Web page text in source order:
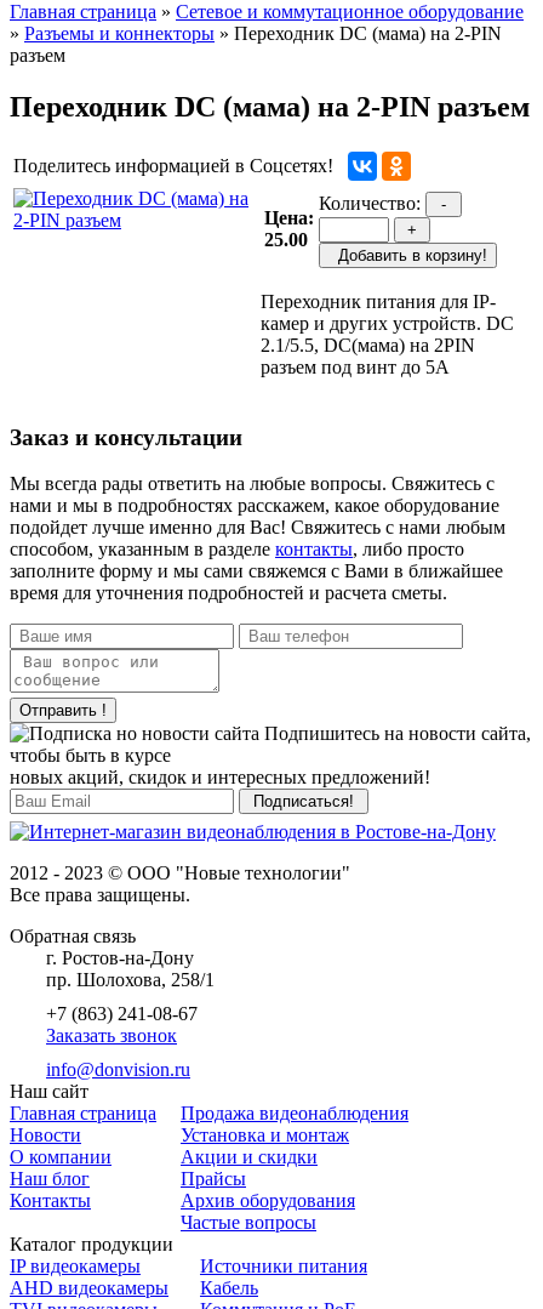
Главная страница » Сетевое и коммутационное оборудование
» Разъемы и коннекторы » Переходник DC (мама) на 2-PIN
разъем
Переходник DC (мама) на 2-PIN разъем
Поделитесь информацией в Соцсетях!
Цена:
25.00
Количество:
-
+
Добавить в корзину!
Переходник питания для IP-
камер и других устройств. DC
2.1/5.5, DC(мама) на 2PIN
разъем под винт до 5А
Заказ и консультации
Мы всегда рады ответить на любые вопросы. Свяжитесь с
нами и мы в подробностях расскажем, какое оборудование
подойдет лучше именно для Вас! Свяжитесь с нами любым
способом, указанным в разделе контакты, либо просто
заполните форму и мы сами свяжемся с Вами в ближайшее
время для уточнения подробностей и расчета сметы.
Отправить !
Подпишитесь на новости сайта,
чтобы быть в курсе
новых акций, скидок и интересных предложений!
2012 - 2023 © ООО "Новые технологии"
Все права защищены.
Обратная связь
г. Ростов-на-Дону
пр. Шолохова, 258/1
+7 (863) 241-08-67
Заказать звонок
info@donvision.ru
Наш сайт
Главная страница
Новости
О компании
Наш блог
Контакты
Продажа видеонаблюдения
Установка и монтаж
Акции и скидки
Прайсы
Архив оборудования
Частые вопросы
Каталог продукции
IP видеокамеры
AHD видеокамеры
Источники питания
Кабель